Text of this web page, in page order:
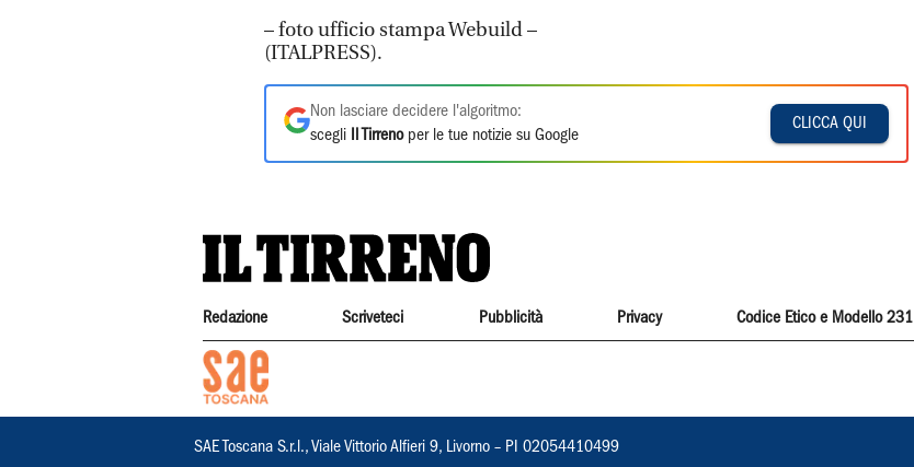
– foto ufficio stampa Webuild –
(ITALPRESS).
Non lasciare decidere l'algoritmo:
scegli
Il Tirrenoper le tue notizie su Google
CLICCA QUI
Redazione Scriveteci Pubblicità Privacy Codice Etico e Modello 231
SAE Toscana S.r.l., Viale Vittorio Alfieri 9, Livorno – PI 02054410499